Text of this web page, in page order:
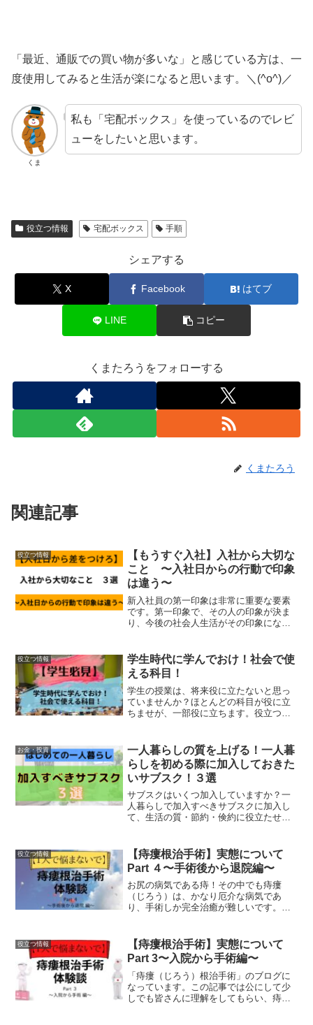
「最近、通販での買い物が多いな」と感じている方は、一
度使用してみると生活が楽になると思います。＼(^o^)／
くま
私も「宅配ボックス」を使っているのでレビ
ューをしたいと思います。
役立つ情報 宅配ボックス 手順
シェアする
X Facebook はてブ
LINE コピー
くまたろうをフォローする
くまたろう
関連記事
役立つ情報
【もうすぐ入社】入社から大切な
こと 〜入社日からの行動で印象
は違う〜
新入社員の第一印象は非常に重要な要素
です。第一印象で、その人の印象が決ま
り、今後の社会人生活がその印象になり
す。適正な評価を得るためにも第一印象
を相手に不快を与えないようにしましょ
う。良い印象を与える方法を教えます！
役立つ情報
学生時代に学んでおけ！社会で使
える科目！
学生の授業は、将来役に立たないと思っ
ていませんか？ほとんどの科目が役に立
ちませが、一部役に立ちます。役立つ科
お金・投資
一人暮らしの質を上げる！一人暮
らしを初める際に加入しておきた
いサブスク！３選
サブスクはいくつ加入していますか？一
人暮らしで加入すべきサブスクに加入し
て、生活の質・節約・倹約に役立たせま
役立つ情報
【痔瘻根治手術】実態について
Part ４〜手術後から退院編〜
お尻の病気である痔！その中でも痔瘻
（じろう）は、かなり厄介な病気であ
り、手術しか完全治癒が難しいです。で
になります。
役立つ情報
【痔瘻根治手術】実態について
Part 3〜入院から手術編〜
「痔瘻（じろう）根治手術」のブログに
なっています。この記事では公にして少
しでも皆さんに理解をしてもらい、痔の